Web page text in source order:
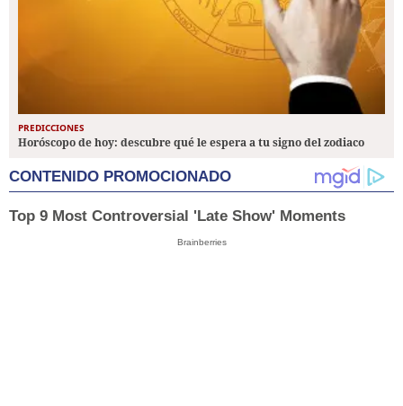
PREDICCIONES
Horóscopo de hoy: descubre qué le espera a tu signo del zodiaco
CONTENIDO PROMOCIONADO
Top 9 Most Controversial 'Late Show' Moments
Brainberries